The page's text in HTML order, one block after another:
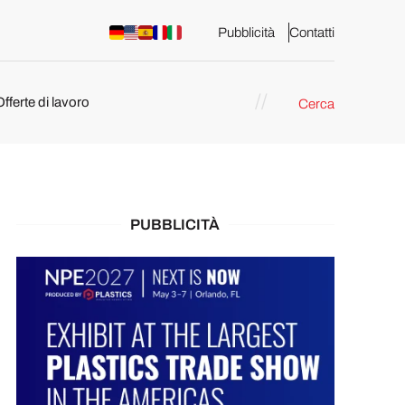
Pubblicità Contatti
di lavoro Cerca
PUBBLICITÀ